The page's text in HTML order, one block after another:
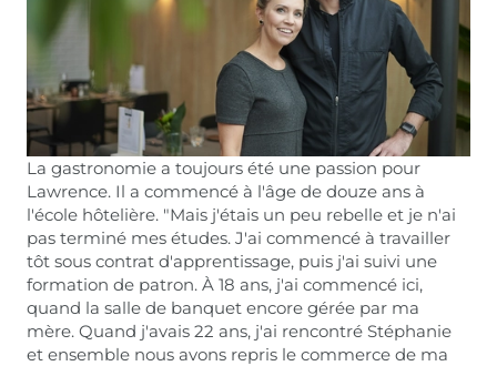
La gastronomie a toujours été une passion pour
Lawrence. Il a commencé à l'âge de douze ans à
l'école hôtelière. "Mais j'étais un peu rebelle et je n'ai
pas terminé mes études. J'ai commencé à travailler
tôt sous contrat d'apprentissage, puis j'ai suivi une
formation de patron. À 18 ans, j'ai commencé ici,
quand la salle de banquet encore gérée par ma
mère. Quand j'avais 22 ans, j'ai rencontré Stéphanie
et ensemble nous avons repris le commerce de ma